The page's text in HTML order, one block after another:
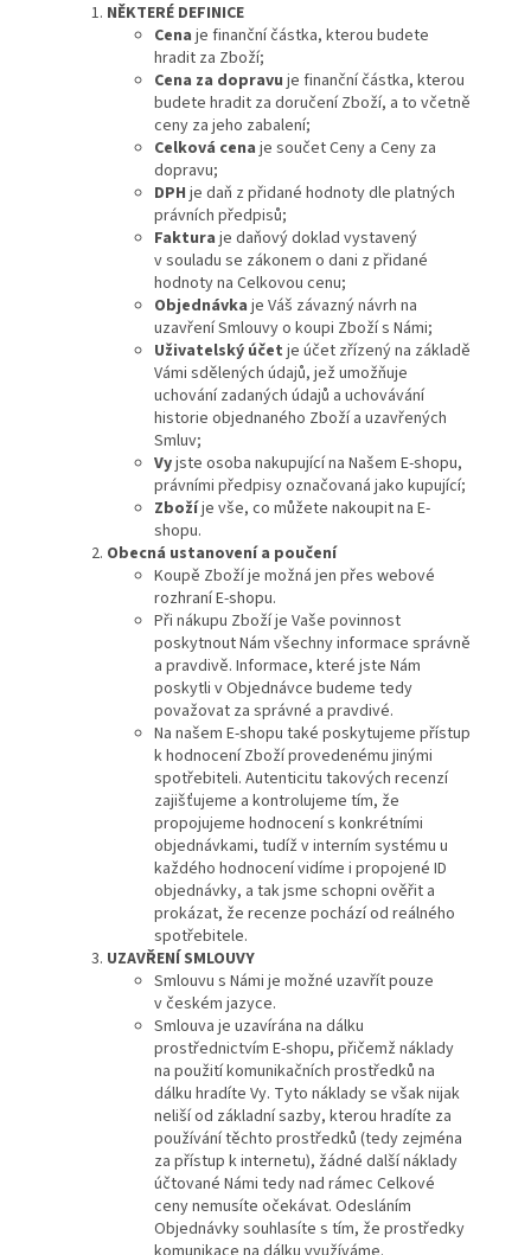
NĚKTERÉ DEFINICE
Cena je finanční částka, kterou budete
hradit za Zboží;
Cena za dopravu je finanční částka, kterou
budete hradit za doručení Zboží, a to včetně
ceny za jeho zabalení;
Celková cena je součet Ceny a Ceny za
dopravu;
DPH je daň z přidané hodnoty dle platných
právních předpisů;
Faktura je daňový doklad vystavený
v souladu se zákonem o dani z přidané
hodnoty na Celkovou cenu;
Objednávka je Váš závazný návrh na
uzavření Smlouvy o koupi Zboží s Námi;
Uživatelský účet je účet zřízený na základě
Vámi sdělených údajů, jež umožňuje
uchování zadaných údajů a uchovávání
historie objednaného Zboží a uzavřených
Smluv;
Vyjste osoba nakupující na Našem E-shopu,
právními předpisy označovaná jako kupující;
Zbožíje vše, co můžete nakoupit na E-
shopu.
Obecná ustanovení a poučení
Koupě Zboží je možná jen přes webové
rozhraní E-shopu.
Při nákupu Zboží je Vaše povinnost
poskytnout Nám všechny informace správně
a pravdivě. Informace, které jste Nám
poskytli v Objednávce budeme tedy
považovat za správné a pravdivé.
Na našem E-shopu také poskytujeme přístup
k hodnocení Zboží provedenému jinými
spotřebiteli. Autenticitu takových recenzí
zajišťujeme a kontrolujeme tím, že
propojujeme hodnocení s konkrétními
objednávkami, tudíž v interním systému u
každého hodnocení vidíme i propojené ID
objednávky, a tak jsme schopni ověřit a
prokázat, že recenze pochází od reálného
spotřebitele.
UZAVŘENÍ SMLOUVY
Smlouvu s Námi je možné uzavřít pouze
v českém jazyce.
Smlouva je uzavírána na dálku
prostřednictvím E-shopu, přičemž náklady
na použití komunikačních prostředků na
dálku hradíte Vy. Tyto náklady se však nijak
neliší od základní sazby, kterou hradíte za
používání těchto prostředků (tedy zejména
za přístup k internetu), žádné další náklady
účtované Námi tedy nad rámec Celkové
ceny nemusíte očekávat. Odesláním
Objednávky souhlasíte s tím, že prostředky